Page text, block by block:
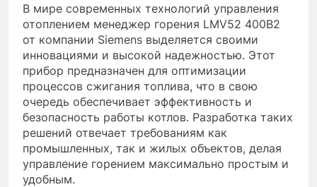
В мире современных технологий управления
отоплением менеджер горения LMV52 400B2
от компании Siemens выделяется своими
инновациями и высокой надежностью. Этот
прибор предназначен для оптимизации
процессов сжигания топлива, что в свою
очередь обеспечивает эффективность и
безопасность работы котлов. Разработка таких
решений отвечает требованиям как
промышленных, так и жилых объектов, делая
управление горением максимально простым и
удобным.